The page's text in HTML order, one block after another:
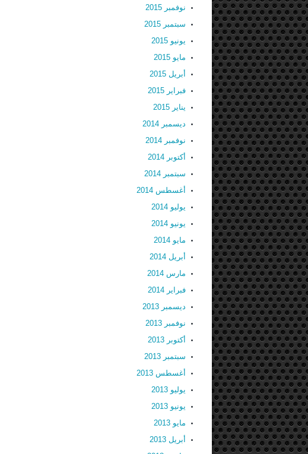
نوفمبر 2015
سبتمبر 2015
يونيو 2015
مايو 2015
أبريل 2015
فبراير 2015
يناير 2015
ديسمبر 2014
نوفمبر 2014
أكتوبر 2014
سبتمبر 2014
أغسطس 2014
يوليو 2014
يونيو 2014
مايو 2014
أبريل 2014
مارس 2014
فبراير 2014
ديسمبر 2013
نوفمبر 2013
أكتوبر 2013
سبتمبر 2013
أغسطس 2013
يوليو 2013
يونيو 2013
مايو 2013
أبريل 2013